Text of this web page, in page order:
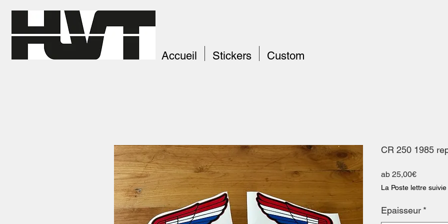
Accueil Stickers Custom
CR 250 1985
ab 25,00€Sale-
La Poste lettre suivie
Epaisseur *